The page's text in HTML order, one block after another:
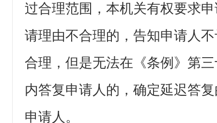
过合理范围，本机关有权要求
请理由不合理的，告知申请人
合理，但是无法在《条例》第
内答复申请人的，确定延迟答
申请人。